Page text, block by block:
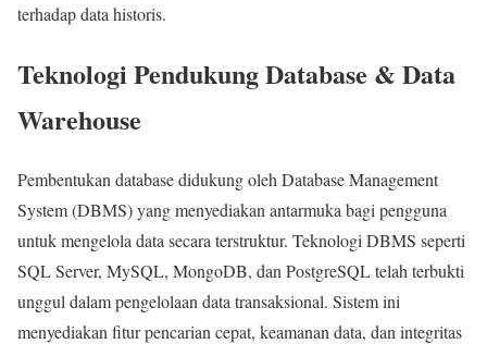
terhadap data historis.
Teknologi Pendukung Database & Data
Warehouse
Pembentukan database didukung oleh Database Management
System (DBMS) yang menyediakan antarmuka bagi pengguna
untuk mengelola data secara terstruktur. Teknologi DBMS seperti
SQL Server, MySQL, MongoDB, dan PostgreSQL telah terbukti
unggul dalam pengelolaan data transaksional. Sistem ini
menyediakan fitur pencarian cepat, keamanan data, dan integritas